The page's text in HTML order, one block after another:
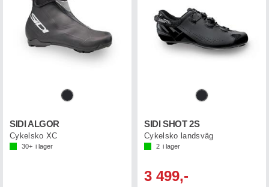
SIDI ALGOR
Cykelsko XC
30+ i lager
SIDI SHOT 2S
Cykelsko landsväg
2 i lager
3 499,-